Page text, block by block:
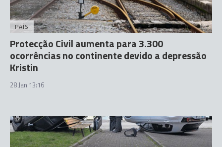
PAÍS
Protecção Civil aumenta para 3.300
ocorrências no continente devido a depressão
Kristin
28 Jan 13:16